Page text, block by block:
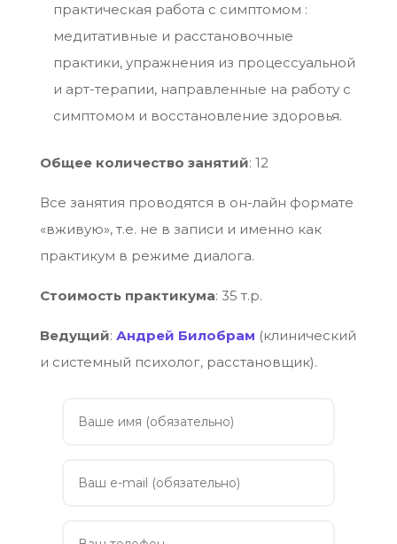
практическая работа с симптомом :
медитативные и расстановочные
практики, упражнения из процессуальной
и арт-терапии, направленные на работу с
симптомом и восстановление здоровья.
Общее количество занятий: 12
Все занятия проводятся в он-лайн формате
«вживую», т.е. не в записи и именно как
практикум в режиме диалога.
Стоимость практикума: 35 т.р.
Ведущий: Андрей Билобрам (клинический
и системный психолог, расстановщик).